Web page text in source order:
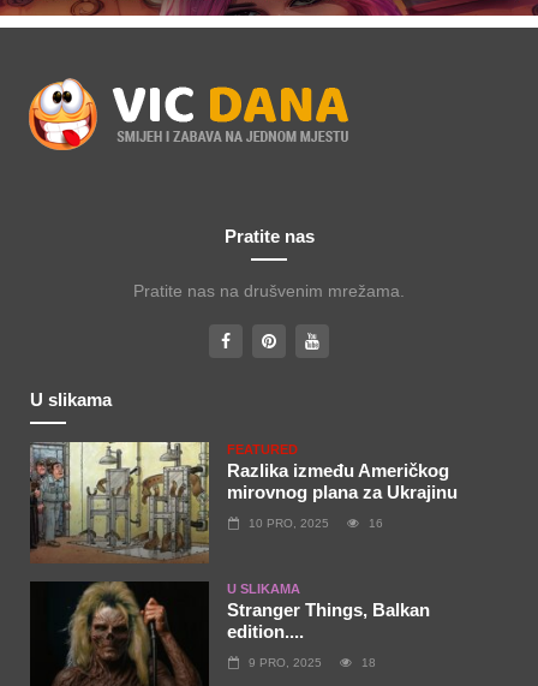
Pratite nas
Pratite nas na drušvenim mrežama.
U slikama
FEATURED
Razlika između Američkog
mirovnog plana za Ukrajinu
10 PRO, 2025 16
U SLIKAMA
Stranger Things, Balkan
edition....
9 PRO, 2025 18